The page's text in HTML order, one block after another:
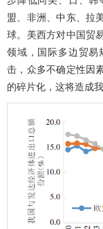
盟、非洲、中东、拉
球。美西方对中国贸
领域，国际多边贸易
击，众多不确定性因
的碎片化，这将造成